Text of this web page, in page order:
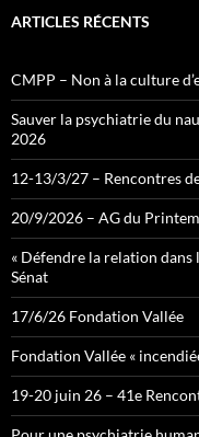
ARTICLES RÉCENTS
CMPP – Non à la culture
Sauver la psychiatrie du
2026
12-13/3/27 – Rencontres
20/9/2026 – AG du
« Défendre la relation dans
Sénat
17/6/26 Fondation Vallée
Fondation Vallée «
19-20 juin 26 – 41e